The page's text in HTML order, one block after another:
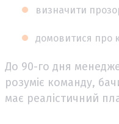
визначити
домовитися про
До 90-го дня
розуміє команду,
має реалістичний